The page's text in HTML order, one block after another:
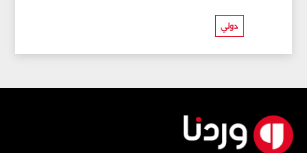
دولي